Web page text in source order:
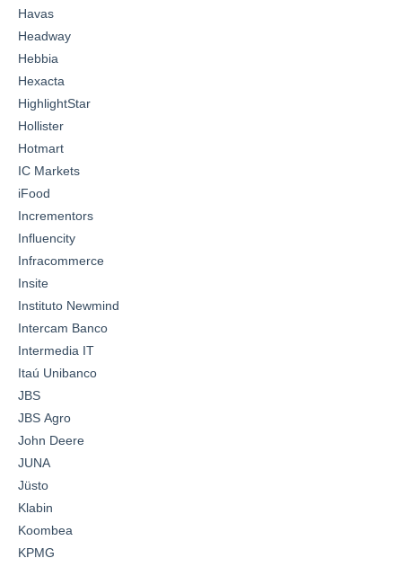
Havas
Headway
Hebbia
Hexacta
HighlightStar
Hollister
Hotmart
IC Markets
iFood
Incrementors
Influencity
Infracommerce
Insite
Instituto Newmind
Intercam Banco
Intermedia IT
Itaú Unibanco
JBS
JBS Agro
John Deere
JUNA
Jüsto
Klabin
Koombea
KPMG